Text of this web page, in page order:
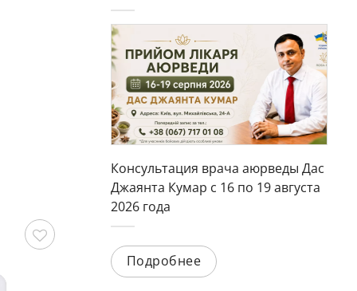
Консультация врача аюрведы Дас
Джаянта Кумар с 16 по 19 августа
2026 года
Подробнее